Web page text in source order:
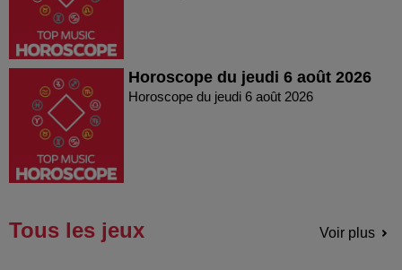
Horoscope du jeudi 6 août 2026
Horoscope du jeudi 6 août 2026
Tous les jeux Voir plus